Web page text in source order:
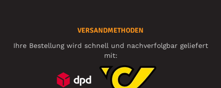
VERSANDMETHODEN
Ihre Bestellung wird schnell und nachverfolgbar geliefert
mit: